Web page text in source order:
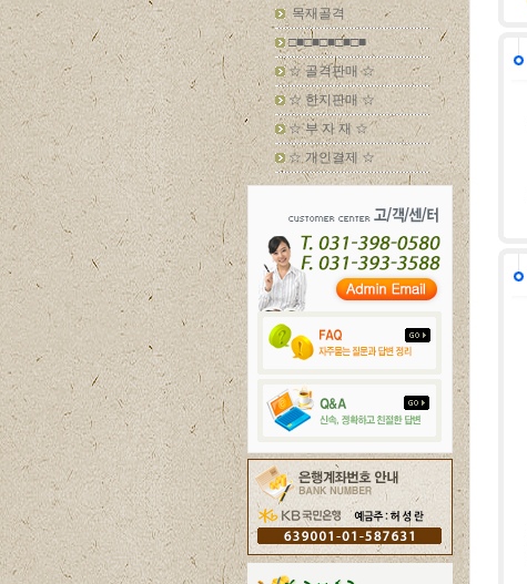
목재골격
□■□■□■□■□■
☆ 골격판매 ☆
☆ 한지판매 ☆
☆ 부 자 재 ☆
☆ 개인결제 ☆